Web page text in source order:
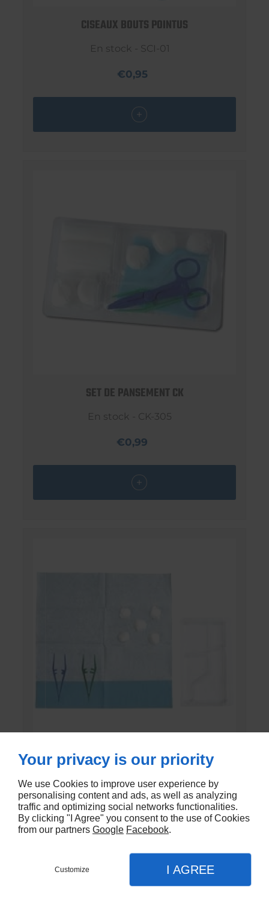
CISEAUX BOUTS POINTUS
En stock - SCI-01
€0,95
SET DE PANSEMENT CK
En stock - CK-305
€0,99
SET DE PANSEMENT DK
En stock - DK-803EC
€1,20
Your privacy is our priority
We use Cookies to improve user experience by
personalising content and ads, as well as analyzing
traffic and optimizing social networks functionalities.
By clicking "I Agree" you consent to the use of Cookies
from our partners Google Facebook.
Customize I AGREE